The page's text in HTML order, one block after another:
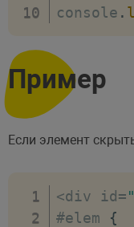
console .
Пример
Если элемент
<div id=
#elem
{